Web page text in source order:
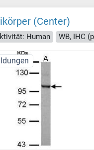
(Center)
Human WB, IHC